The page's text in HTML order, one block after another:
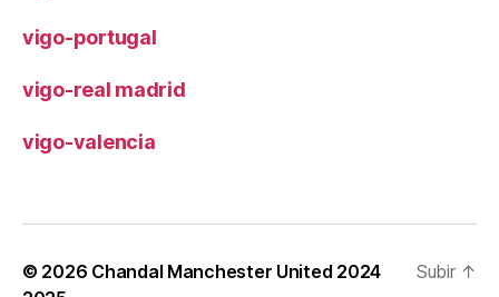
vigo-portugal
vigo-real madrid
vigo-valencia
© 2026 Chandal Manchester United 2024
Subir ↑